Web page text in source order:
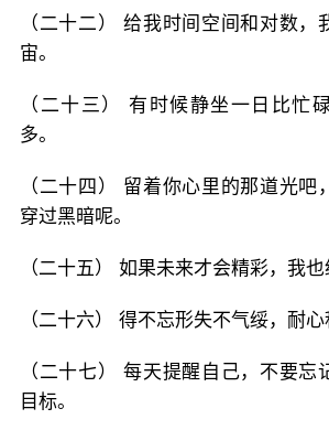
（二十二） 给我时间空间和对数，
宙。
（二十三） 有时候静坐一日比忙
多。
（二十四） 留着你心里的那道光吧
穿过黑暗呢。
（二十五） 如果未来才会精彩，我也
（二十六） 得不忘形失不气绥，耐心
（二十七） 每天提醒自己，不要忘
目标。